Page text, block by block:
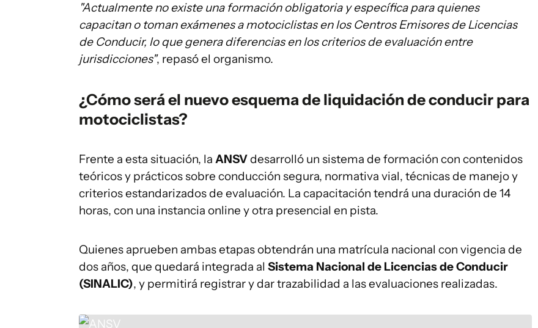
"Actualmente no existe una formación obligatoria y específica para quienes
capacitan o toman exámenes a motociclistas en los Centros Emisores de Licencias
de Conducir, lo que genera diferencias en los criterios de evaluación entre
jurisdicciones", repasó el organismo.
¿Cómo será el nuevo esquema de liquidación de conducir para
motociclistas?
Frente a esta situación, la ANSVdesarrolló un sistema de formación con contenidos
teóricos y prácticos sobre conducción segura, normativa vial, técnicas de manejo y
criterios estandarizados de evaluación. La capacitación tendrá una duración de 14
horas, con una instancia online y otra presencial en pista.
Quienes aprueben ambas etapas obtendrán una matrícula nacional con vigencia de
dos años, que quedará integrada al Sistema Nacional de Licencias de Conducir
(SINALIC), y permitirá registrar y dar trazabilidad a las evaluaciones realizadas.